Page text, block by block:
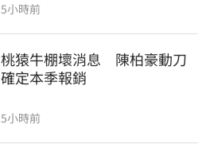
5小時前
桃猿牛棚壞消息　陳柏豪動刀
確定本季報銷
5小時前